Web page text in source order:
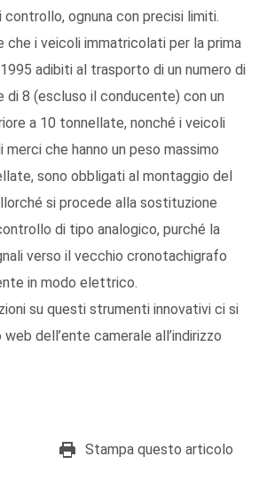
ognuna con precisi limiti.
che i veicoli immatricolati per la prima
adibiti al trasporto di un numero di
di 8 (escluso il conducente) con un
a 10 tonnellate, nonché i veicoli
che hanno un peso massimo
sono obbligati al montaggio del
si procede alla sostituzione
di tipo analogico, purché la
verso il vecchio cronotachigrafo
in modo elettrico.
su questi strumenti innovativi ci si
dell’ente camerale all’indirizzo
Stampa questo articolo